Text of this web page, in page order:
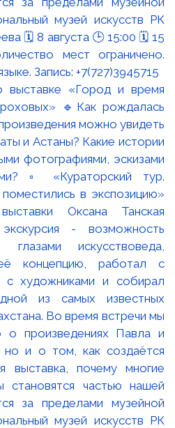
выставке «Город и время
🔹Как рождалась
можно увидеть
и Астаны? Какие истории
фотографиями, эскизами
▫️ «Кураторский тур.
в экспозицию»
Оксана Танская
- возможность
глазами искусствоведа,
концепцию, работал с
с художниками и собирал
из самых известных
Во время встречи мы
о произведениях Павла и
и о том, как создаётся
выставка, почему многие
становятся частью нашей
за пределами музейной
музей искусств РК